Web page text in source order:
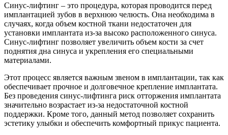
Синус-лифтинг – это процедура, которая проводится перед
имплантацией зубов в верхнюю челюсть. Она необходима в
случаях, когда объем костной ткани недостаточен для
установки имплантата из-за высоко расположенного синуса.
Синус-лифтинг позволяет увеличить объем кости за счет
поднятия дна синуса и укрепления его специальными
материалами.
Этот процесс является важным звеном в имплантации, так как
обеспечивает прочное и долговечное крепление имплантата.
Без проведения синус-лифтинга риск отторжения имплантата
значительно возрастает из-за недостаточной костной
поддержки. Кроме того, данный метод позволяет сохранить
эстетику улыбки и обеспечить комфортный прикус пациента.